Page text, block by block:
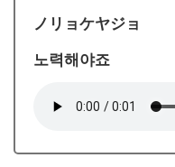
ノリョケヤジョ
노력해야죠